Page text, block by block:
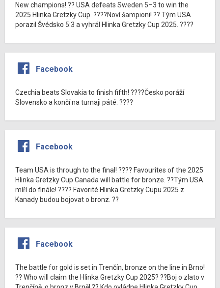
New champions! ?? USA defeats Sweden 5–3 to win the
2025 Hlinka Gretzky Cup. ????Noví šampioni! ?? Tým USA
porazil Švédsko 5:3 a vyhrál Hlinka Gretzky Cup 2025. ????
Facebook
Czechia beats Slovakia to finish fifth! ????Česko poráží
Slovensko a končí na turnaji páté. ????
Facebook
Team USA is through to the final! ???? Favourites of the 2025
Hlinka Gretzky Cup Canada will battle for bronze. ??Tým USA
míří do finále! ???? Favorité Hlinka Gretzky Cupu 2025 z
Kanady budou bojovat o bronz. ??
Facebook
The battle for gold is set in Trenčín, bronze on the line in Brno!
?? Who will claim the Hlinka Gretzky Cup 2025? ??Boj o zlato v